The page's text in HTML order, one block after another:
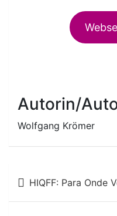
Autorin/
Wolfgang Krömer
HIQFF: Para Onde